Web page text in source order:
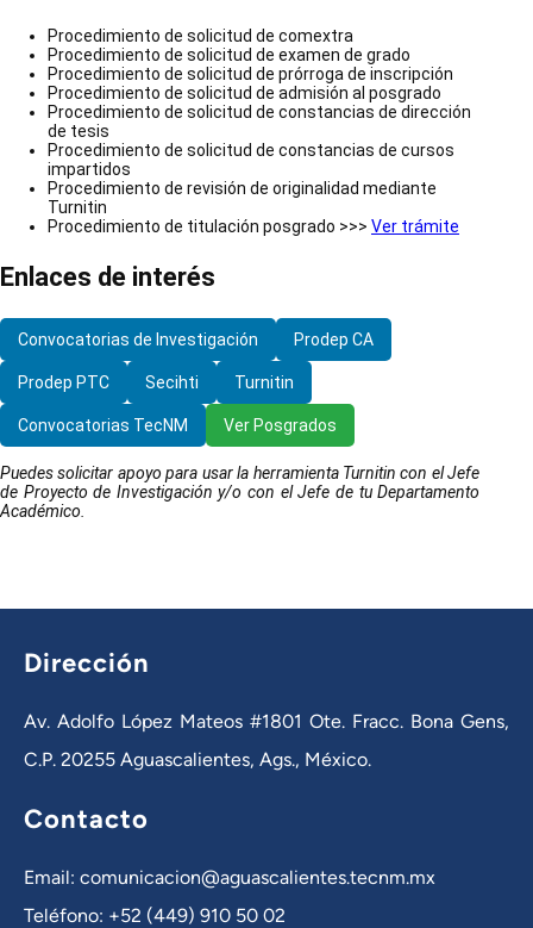
Procedimiento de solicitud de comextra
Procedimiento de solicitud de examen de grado
Procedimiento de solicitud de prórroga de inscripción
Procedimiento de solicitud de admisión al posgrado
Procedimiento de solicitud de constancias de dirección
de tesis
Procedimiento de solicitud de constancias de cursos
impartidos
Procedimiento de revisión de originalidad mediante
Turnitin
Procedimiento de titulación posgrado >>> Ver trámite
Enlaces de interés
Convocatorias de Investigación Prodep CA
Prodep PTC Secihti Turnitin
Convocatorias TecNM Ver Posgrados
Puedes solicitar apoyo para usar la herramienta Turnitin con el Jefe
de Proyecto de Investigación y/o con el Jefe de tu Departamento
Académico.
Dirección
Av. Adolfo López Mateos #1801 Ote. Fracc. Bona Gens,
C.P. 20255 Aguascalientes, Ags., México.
Contacto
Email: comunicacion@aguascalientes.tecnm.mx
Teléfono: +52 (449) 910 50 02